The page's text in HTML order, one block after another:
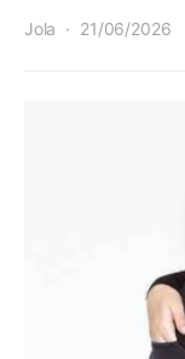
Jola 21/06/2026